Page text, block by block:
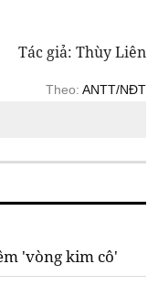
Tác giả: Thùy Liên
Theo: ANTT/NĐT
'vòng kim cô'